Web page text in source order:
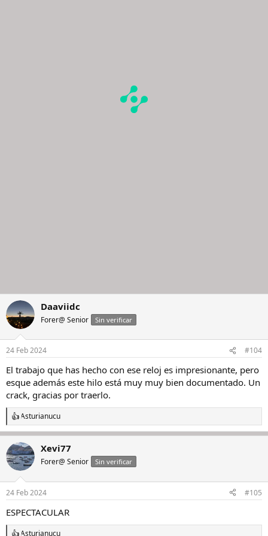
Daaviidc
Forer@ Senior Sin verificar
24 Feb 2024 #104
El trabajo que has hecho con ese reloj es impresionante, pero
esque además este hilo está muy muy bien documentado. Un
crack, gracias por traerlo.
R
e
c
c
i
e
:
Asturianucu
Xevi77
Forer@ Senior Sin verificar
24 Feb 2024 #105
ESPECTACULAR
Asturianucu